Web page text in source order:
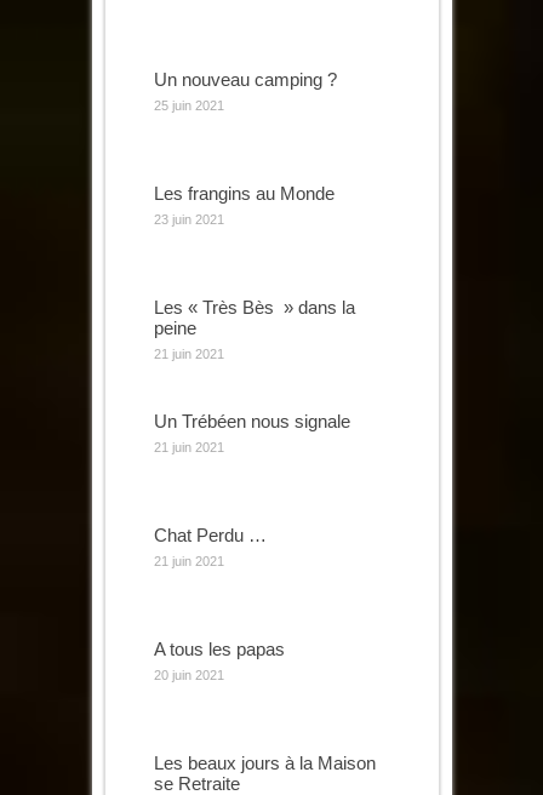
Un nouveau camping ?
25 juin 2021
Les frangins au Monde
23 juin 2021
Les « Très Bès » dans la
peine
21 juin 2021
Un Trébéen nous signale
21 juin 2021
Chat Perdu …
21 juin 2021
A tous les papas
20 juin 2021
Les beaux jours à la Maison
se Retraite